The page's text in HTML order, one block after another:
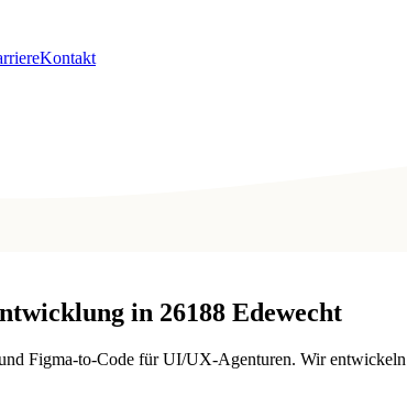
Kontakt
in 26188 Edewecht
Figma-to-Code für UI/UX-Agenturen. Wir